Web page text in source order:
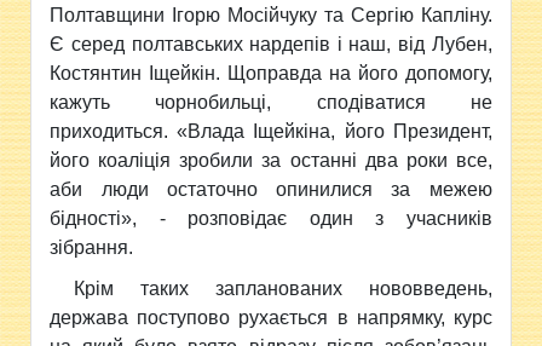
Полтавщини Ігорю Мосійчуку та Сергію Капліну.
Є серед полтавських нардепів і наш, від Лубен,
Костянтин Іщейкін. Щоправда на його допомогу,
кажуть чорнобильці, сподіватися не
приходиться. «Влада Іщейкіна, його Президент,
його коаліція зробили за останні два роки все,
аби люди остаточно опинилися за межею
бідності», - розповідає один з учасників
зібрання.
Крім таких запланованих нововведень,
держава поступово рухається в напрямку, курс